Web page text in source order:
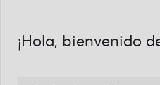
¡Hola, bienvenido